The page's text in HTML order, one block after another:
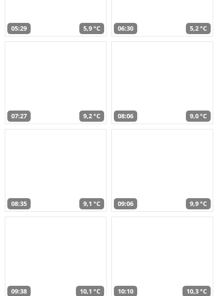
05:29 5,9 °C 06:30 5,2 °C
07:27 9,2 °C 08:06 9,0 °C
08:35 9,1 °C 09:06 9,9 °C
09:38 10,1 °C 10:10 10,3 °C